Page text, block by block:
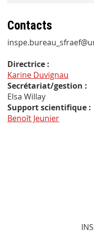
Contacts
Directrice :
Karine Duvignau
Secrétariat/gestion :
Elsa Willay
Support scientifique :
Benoît Jeunier